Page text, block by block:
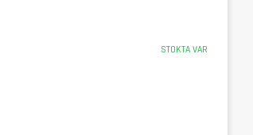
STOKTA VAR